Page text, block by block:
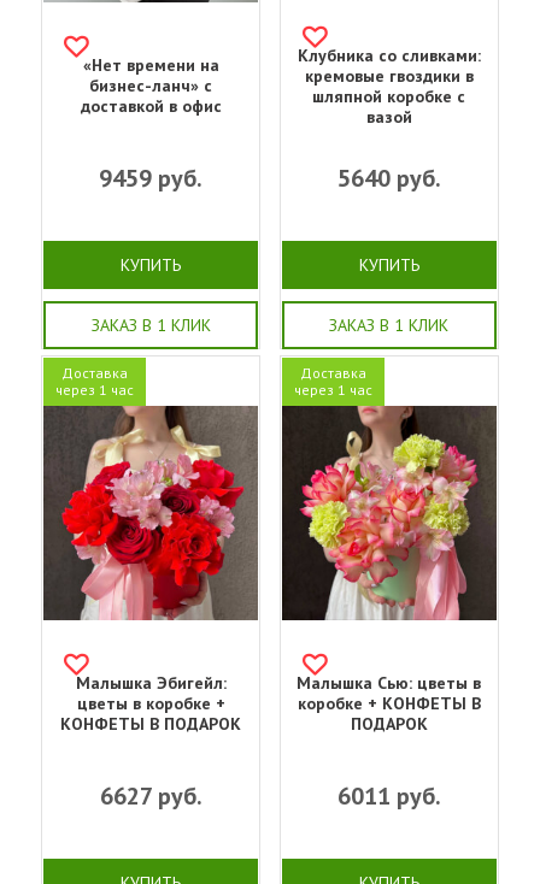
«Нет времени на
бизнес-ланч» с
доставкой в офис
9459 руб.
КУПИТЬ
ЗАКАЗ В 1 КЛИК
Клубника со сливками:
кремовые гвоздики в
шляпной коробке с
вазой
5640руб.
КУПИТЬ
ЗАКАЗ В 1 КЛИК
Доставка
через 1 час
Малышка Эбигейл:
цветы в коробке +
КОНФЕТЫ В ПОДАРОК
6627руб.
Доставка
через 1 час
Малышка Сью: цветы в
коробке + КОНФЕТЫ В
ПОДАРОК
6011 руб.